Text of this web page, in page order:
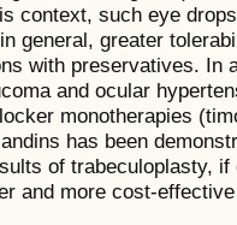
context, such eye
general, greater
with preservatives. In
and ocular
monotherapies
has been
of trabeculoplasty,
and more cost-